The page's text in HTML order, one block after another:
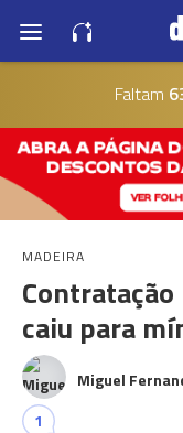
Faltam
MADEIRA
caiu para
Miguel
1